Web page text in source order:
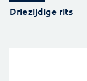
Driezijdige rits